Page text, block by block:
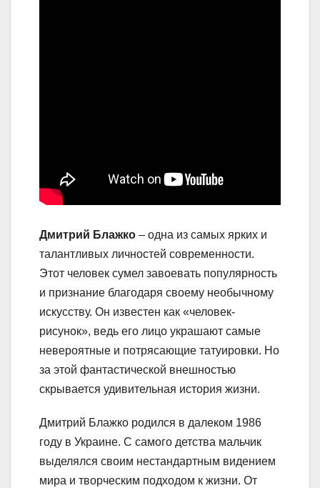
Дмитрий Блажко – одна из самых ярких и
талантливых личностей современности.
Этот человек сумел завоевать популярность
и признание благодаря своему необычному
искусству. Он известен как «человек-
рисунок», ведь его лицо украшают самые
невероятные и потрясающие татуировки. Но
за этой фантастической внешностью
скрывается удивительная история жизни.
Дмитрий Блажко родился в далеком 1986
году в Украине. С самого детства мальчик
выделялся своим нестандартным видением
мира и творческим подходом к жизни. От